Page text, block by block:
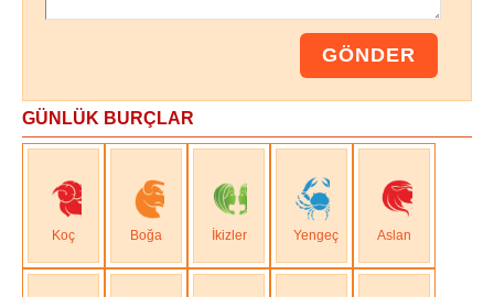
GÜNLÜK BURÇLAR
Koç Boğa İkizler Yengeç Aslan